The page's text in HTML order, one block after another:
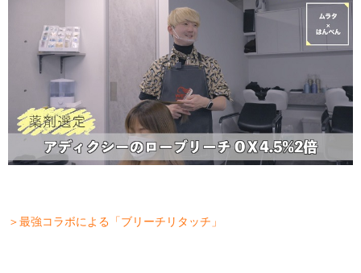
＞最強コラボによる「ブリーチリタッチ」